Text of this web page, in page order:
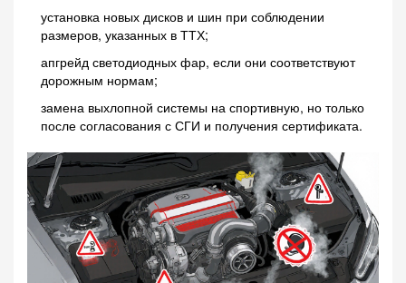
установка новых дисков и шин при соблюдении
размеров, указанных в ТТХ;
апгрейд светодиодных фар, если они соответствуют
дорожным нормам;
замена выхлопной системы на спортивную, но только
после согласования с СГИ и получения сертификата.